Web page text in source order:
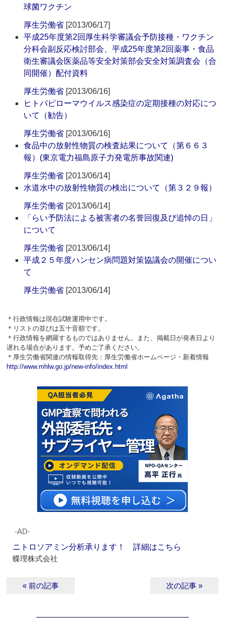
球菌ワクチン
厚生労働省 [2013/06/17]
平成25年度第2回厚生科学審議会予防接種・ワクチン
分科会副反応検討部会、平成25年度第2回薬事・食品
衛生審議会医薬品等安全対策部会安全対策調査会（合
同開催）配付資料
厚生労働省 [2013/06/16]
ヒトパピローマウイルス感染症の定期接種の対応につ
いて（勧告）
厚生労働省 [2013/06/16]
食品中の放射性物質の検査結果について（第６６３
報）(東京電力福島原子力発電所事故関連)
厚生労働省 [2013/06/14]
水道水中の放射性物質の検出について（第３２９報）
厚生労働省 [2013/06/14]
「らい予防法による被害者の名誉回復及び追悼の日」
について
厚生労働省 [2013/06/14]
平成２５年度ハンセン病問題対策協議会の開催につい
て
厚生労働省 [2013/06/14]
＊行政情報は現在試験運用中です。
＊リストの並びは五十音順です。
＊行政情報を網羅するものではありません。また、掲載日が発表日より
遅れる場合があります。予めご了承ください。
＊厚生労働省関連の情報取得先：厚生労働省ホームページ・新着情報
http://www.mhlw.go.jp/new-info/index.html
‐AD‐
ニトロソアミン分析承ります！ 詳細はこちら
蝶理株式会社
« 前の記事 次の記事 »